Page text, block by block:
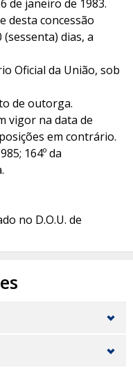
de janeiro de 1983.
concessão
dias, a
Oficial da União, sob
de outorga.
vigor na data de
em contrário.
164º da
no D.O.U. de